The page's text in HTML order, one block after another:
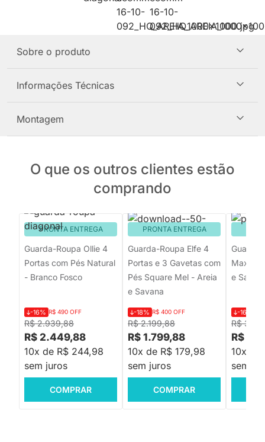
Sobre o produto
Informações Técnicas
Montagem
O que os outros clientes estão
comprando
PRONTA ENTREGA
Guarda-Roupa Ollie 4
Portas com Pés Natural
- Branco Fosco
R$ 2.939,88
-16% R$ 490 OFF
R$ 2.449,88
10x de R$ 244,98
sem juros
COMPRAR
PRONTA ENTREGA
Guarda-Roupa Elfe 4
Portas e 3 Gavetas com
Pés Square Mel - Areia
e Savana
R$ 2.199,88
-18% R$ 400 OFF
R$ 1.799,88
10x de R$ 179,98
sem juros
COMPRAR
Max 4
e
R$
-16%
R$
10x de
sem